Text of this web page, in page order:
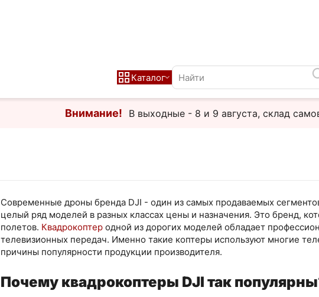
Каталог
Внимание! В выходные - 8 и 9 августа, склад
Современные дроны бренда DJI - один из самых продаваемых
целый ряд моделей в разных классах цены и назначения. Это бренд,
полетов. Квадрокоптеродной из дорогих моделей обладает
телевизионных передач. Именно такие коптеры используют многие
причины популярности продукции производителя.
Почему квадрокоптеры DJI так